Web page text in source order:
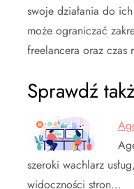
swoje działania do
może ograniczać
freelancera oraz czas
Sprawdź
szeroki wachlarz
widoczności stron…